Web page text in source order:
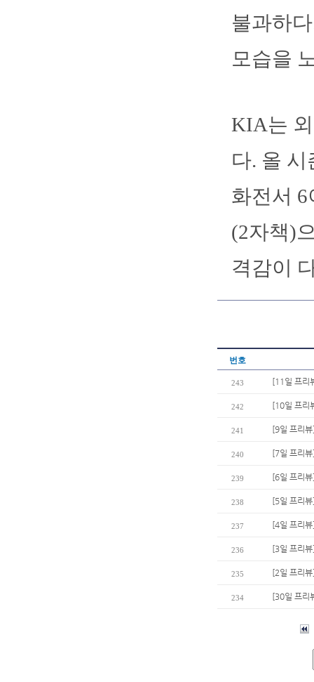
불과하
모습을
KIA는
다. 올
화전서
(2자책)
격감이
번호
243 [11일 프리
242 [10일 프리
241 [9일 프리
240 [7일 프리
239 [6일 프리
238 [5일 프리
237 [4일 프리
236 [3일 프리
235 [2일 프리
234 [30일 프리